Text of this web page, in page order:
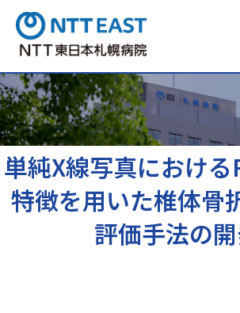
当院について
ご来院される方へ
診療科・部門
単純X線写真におけ
特徴を用いた椎体骨
評価手法の